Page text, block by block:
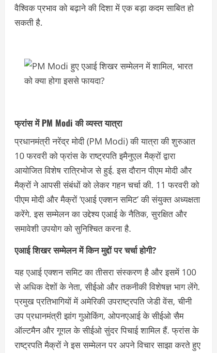
वैश्विक प्रभाव को बढ़ाने की दिशा में एक बड़ा कदम साबित हो
सकती है.
फ्रांस में PM Modi की व्यस्त यात्रा
प्रधानमंत्री नरेंद्र मोदी (PM Modi) की यात्रा की शुरुआत
10 फरवरी को फ्रांस के राष्ट्रपति इमैनुएल मैक्रों द्वारा
आयोजित विशेष रात्रिभोज से हुई. इस दौरान पीएम मोदी और
मैक्रों ने आपसी संबंधों को लेकर गहन चर्चा की. 11 फरवरी को
पीएम मोदी और मैक्रों ‘एआई एक्शन समिट’ की संयुक्त अध्यक्षता
करेंगे. इस सम्मेलन का उद्देश्य एआई के नैतिक, सुरक्षित और
समावेशी उपयोग को सुनिश्चित करना है.
एआई शिखर सम्मेलन में किन मुद्दों पर चर्चा होगी?
यह एआई एक्शन समिट का तीसरा संस्करण है और इसमें 100
से अधिक देशों के नेता, सीईओ और तकनीकी विशेषज्ञ भाग लेंगे.
प्रमुख प्रतिभागियों में अमेरिकी उपराष्ट्रपति जेडी वेंस, चीनी
उप प्रधानमंत्री झांग गुओकिंग, ओपनएआई के सीईओ सैम
ऑल्टमैन और गूगल के सीईओ सुंदर पिचाई शामिल हैं. फ्रांस के
राष्ट्रपति मैक्रों ने इस सम्मेलन पर अपने विचार साझा करते हुए